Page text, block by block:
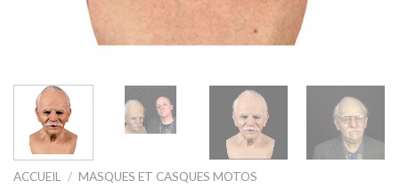
ACCUEIL / MASQUES ET CASQUES MOTOS